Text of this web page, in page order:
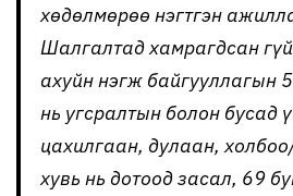
хөдөлмөрөө нэгтгэн
Шалгалтад хамрагдсан
ахуйн нэгж байгууллагын
нь угсралтын болон бусад
цахилгаан, дулаан,
хувь нь дотоод засал, 69